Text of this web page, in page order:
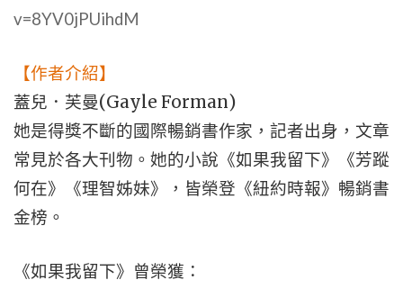
v=8YV0jPUihdM
【作者介紹】
蓋兒．芙曼(Gayle Forman)
她是得獎不斷的國際暢銷書作家，記者出身，文章
常見於各大刊物。她的小說《如果我留下》《芳蹤
何在》《理智姊妹》，皆榮登《紐約時報》暢銷書
金榜。
《如果我留下》曾榮獲：